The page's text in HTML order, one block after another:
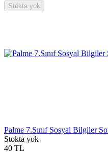
Stokta yok
Palme 7.Sınıf Sosyal Bilgiler
Stokta yok
40 TL